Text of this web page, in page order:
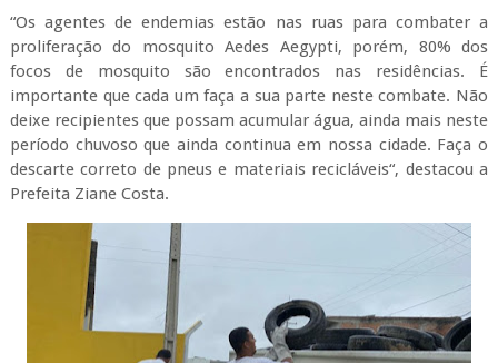
“Os agentes de endemias estão nas ruas para combater a
proliferação do mosquito Aedes Aegypti, porém, 80% dos
focos de mosquito são encontrados nas residências. É
importante que cada um faça a sua parte neste combate. Não
deixe recipientes que possam acumular água, ainda mais neste
período chuvoso que ainda continua em nossa cidade. Faça o
descarte correto de pneus e materiais recicláveis“, destacou a
Prefeita Ziane Costa.